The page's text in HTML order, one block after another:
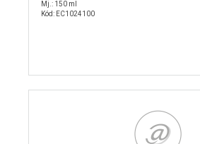
Mj.: 150 ml
Kód: EC1024100